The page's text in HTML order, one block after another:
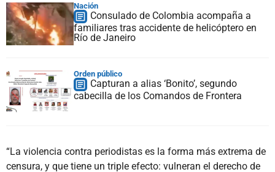
Nación
Consulado de Colombia acompaña a
familiares tras accidente de helicóptero en
Río de Janeiro
Orden público
Capturan a alias ‘Bonito’, segundo
cabecilla de los Comandos de Frontera
“La violencia contra periodistas es la forma más extrema de
censura, y que tiene un triple efecto: vulneran el derecho de